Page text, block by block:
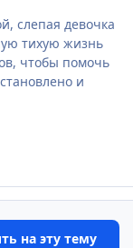
слепая девочка
тихую жизнь
чтобы помочь
и
на эту тему